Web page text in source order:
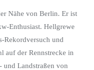
Nähe von Berlin. Er ist
Enthusiast. Hellgrewe
Rekordversuch und
auf der Rennstrecke in
und Landstraßen von